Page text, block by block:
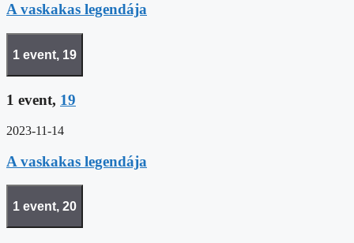
A vaskakas legendája
1 event, 19
1 event, 19
2023-11-14
A vaskakas legendája
1 event, 20